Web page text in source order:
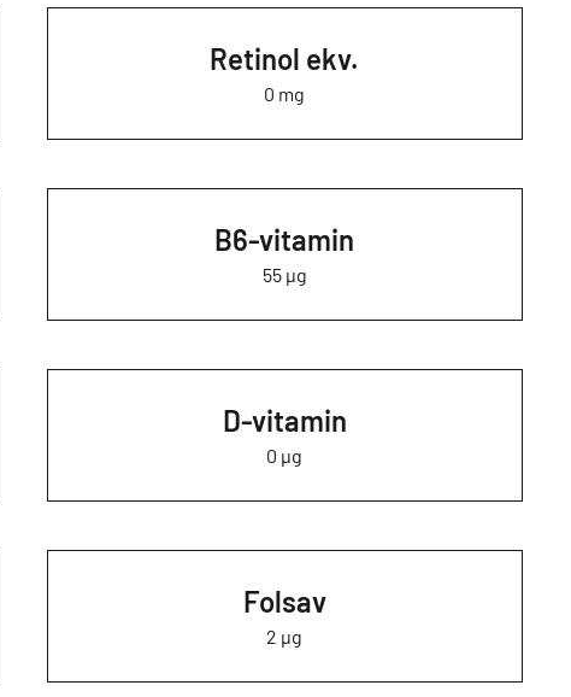
Retinol ekv.
0 mg
B6-vitamin
55 µg
D-vitamin
0 µg
Folsav
2 µg